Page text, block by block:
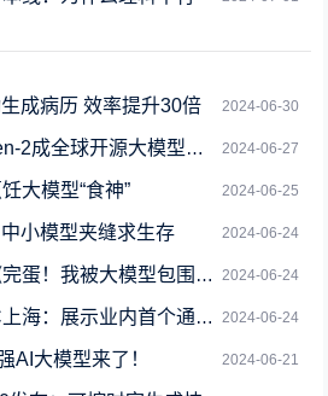
2024-06-30
成病历 效率提升30倍
2024-06-27
球开源大模型排行榜第一
2024-06-25
大模型“食神”
2024-06-24
小模型夹缝求生存
2024-06-24
包围了》续作！专为摸鱼爱好者打造
2024-06-24
业内首个通信大模型最新突破
2024-06-21
AI大模型来了！